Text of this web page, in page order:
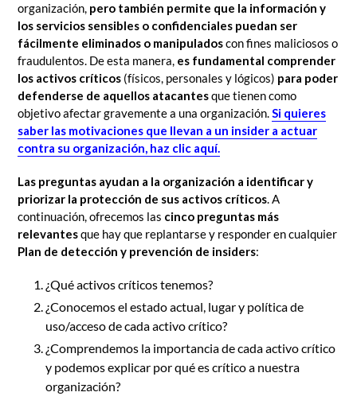
organización, pero también permite que la información y
los servicios sensibles o confidenciales puedan ser
fácilmente eliminados o manipuladoscon fines maliciosos o
fraudulentos. De esta manera, es fundamental comprender
los activos críticos (físicos, personales y lógicos) para poder
defenderse de aquellos atacantesque tienen como
objetivo afectar gravemente a una organización.Si quieres
saber las motivaciones que llevan a un insider a actuar
contra su organización, haz clic aquí.
Las preguntas ayudan a la organización a identificar y
priorizar la protección de sus activos críticos. A
continuación, ofrecemos las cinco preguntas más
relevantesque hay que replantarse y responder en cualquier
Plan de detección y prevención de insiders:
¿Qué activos críticos tenemos?
¿Conocemos el estado actual, lugar y política de
uso/acceso de cada activo crítico?
¿Comprendemos la importancia de cada activo crítico
y podemos explicar por qué es crítico a nuestra
organización?